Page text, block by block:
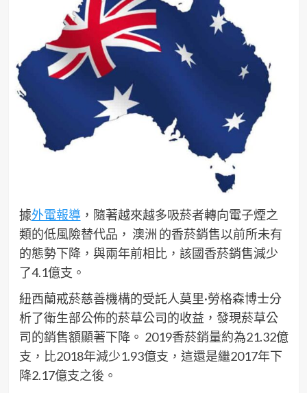
據外電報導 ，隨著越來越多吸菸者轉向電子煙之
類的低風險替代品， 澳洲 的香菸銷售以前所未有
的態勢下降，與兩年前相比，該國香菸銷售減少
了4.1億支。
紐西蘭戒菸慈善機構的受託人莫里·勞格森博士分
析了衛生部公佈的菸草公司的收益，發現菸草公
司的銷售額顯著下降。 2019香菸銷量約為21.32億
支，比2018年減少1.93億支，這還是繼2017年下
降2.17億支之後。